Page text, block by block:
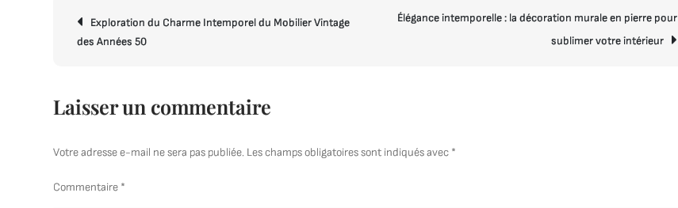
Navigation
de
Exploration du Charme Intemporel du Mobilier Vintage
des Années 50
Élégance intemporelle : la décoration murale en pierre pour
sublimer votre intérieur
Laisser un commentaire
Votre adresse e-mail ne sera pas publiée. Les champs obligatoires sont indiqués avec *
Commentaire *